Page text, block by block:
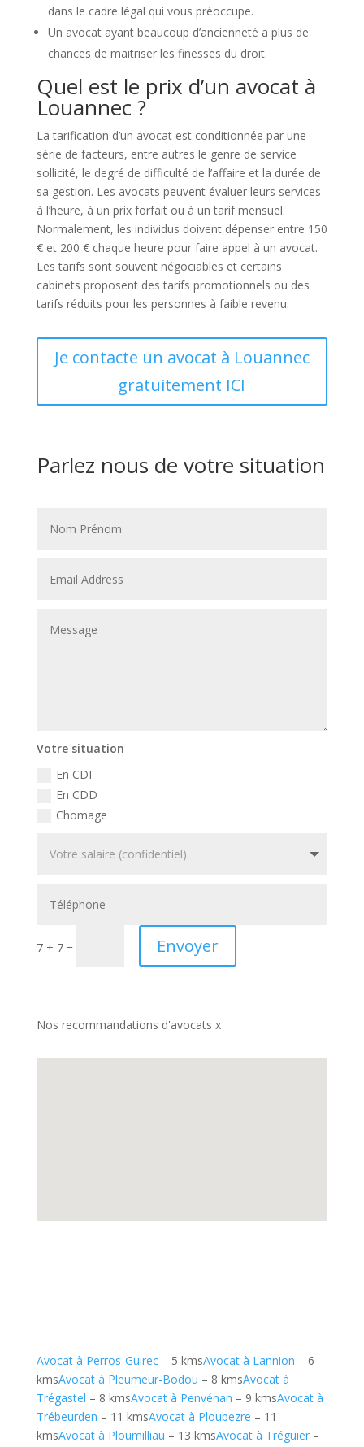
dans le cadre légal qui vous préoccupe.
Un avocat ayant beaucoup d’ancienneté a plus de
chances de maitriser les finesses du droit.
Quel est le prix d’un avocat à
Louannec ?
La tarification d’un avocat est conditionnée par une
série de facteurs, entre autres le genre de service
sollicité, le degré de difficulté de l’affaire et la durée de
sa gestion. Les avocats peuvent évaluer leurs services
à l’heure, à un prix forfait ou à un tarif mensuel.
Normalement, les individus doivent dépenser entre 150
€ et 200 € chaque heure pour faire appel à un avocat.
Les tarifs sont souvent négociables et certains
cabinets proposent des tarifs promotionnels ou des
tarifs réduits pour les personnes à faible revenu.
Je contacte un avocat à Louannec
gratuitement ICI
Parlez nous de votre situation
Votre situation
En CDI
En CDD
Chomage
7 + 7= Envoyer
Nos recommandations d'avocats x
Avocat à Perros-Guirec– 5 kmsAvocat à Lannion – 6
kmsAvocat à Pleumeur-Bodou – 8 kmsAvocat à
Trégastel – 8 kmsAvocat à Penvénan – 9 kmsAvocat à
Trébeurden – 11 kmsAvocat à Ploubezre – 11
kmsAvocat à Ploumilliau – 13 kmsAvocat à Tréguier–